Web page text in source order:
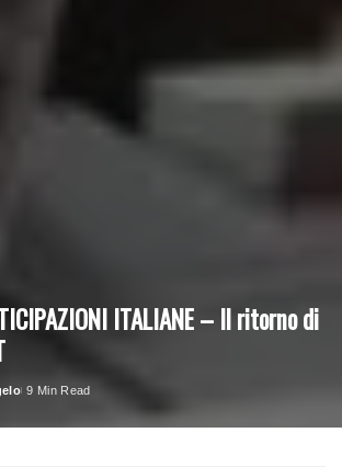
ITALIANE – Il ritorno di
9 Min Read